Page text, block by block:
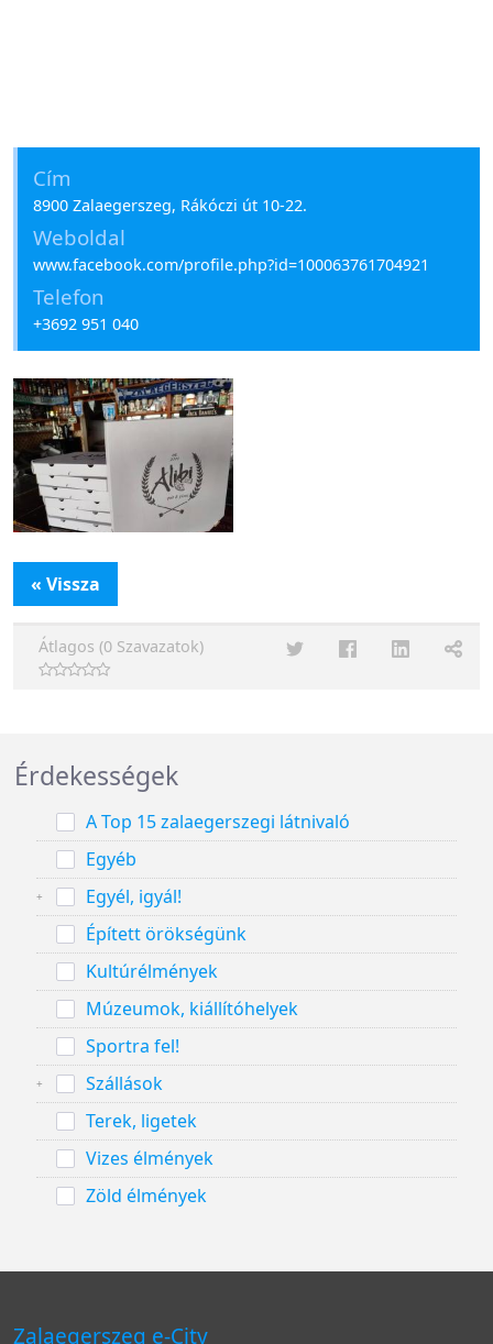
Cím
8900 Zalaegerszeg, Rákóczi út 10-22.
Weboldal
www.facebook.com/profile.php?id=100063761704921
Telefon
+3692 951 040
« Vissza
Átlagos (0 Szavazatok)
Érdekességek
A Top 15 zalaegerszegi látnivaló
Egyéb
Egyél, igyál!
Épített örökségünk
Kultúrélmények
Múzeumok, kiállítóhelyek
Sportra fel!
Szállások
Terek, ligetek
Vizes élmények
Zöld élmények
Zalaegerszeg e-City